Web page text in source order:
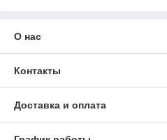
О нас
Контакты
Доставка и оплата